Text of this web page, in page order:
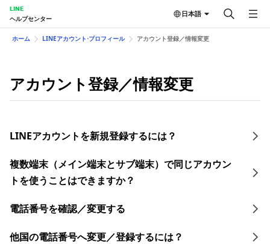
LINE
ヘルプセンター
日本語
ホーム LINEアカウント⋅プロフィール アカウント登録／情報変更
アカウント登録／情報変更
LINEアカウントを新規登録するには？
複数端末（メイン端末とサブ端末）で同じアカウン
トを使うことはできますか？
電話番号を確認／変更する
他国の電話番号へ変更／登録するには？